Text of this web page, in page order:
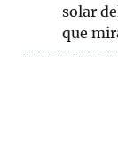
solar
que